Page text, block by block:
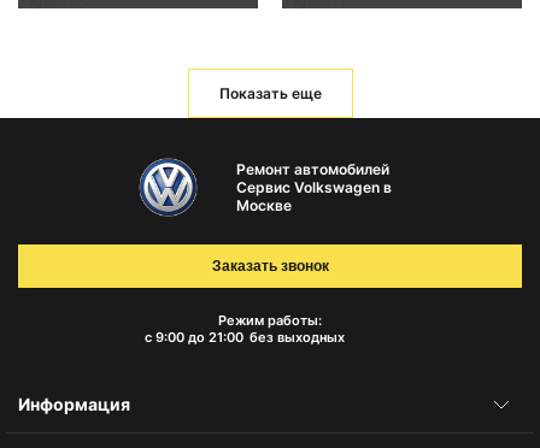
Показать еще
Ремонт автомобилей
Сервис Volkswagen в
Москве
Режим работы:
с 9:00 до 21:00 без выходных
Заказать звонок
Информация